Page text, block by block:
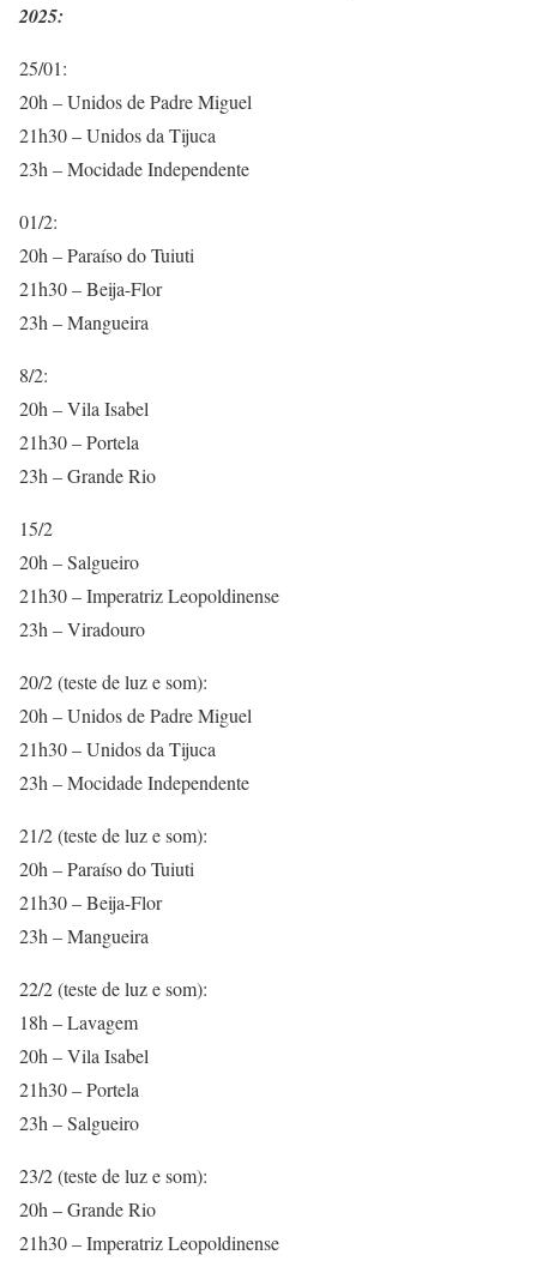
2025:
25/01:
20h – Unidos de Padre Miguel
21h30 – Unidos da Tijuca
23h – Mocidade Independente
01/2:
20h – Paraíso do Tuiuti
21h30 – Beija-Flor
23h – Mangueira
8/2:
20h – Vila Isabel
21h30 – Portela
23h – Grande Rio
15/2
20h – Salgueiro
21h30 – Imperatriz Leopoldinense
23h – Viradouro
20/2 (teste de luz e som):
20h – Unidos de Padre Miguel
21h30 – Unidos da Tijuca
23h – Mocidade Independente
21/2 (teste de luz e som):
20h – Paraíso do Tuiuti
21h30 – Beija-Flor
23h – Mangueira
22/2 (teste de luz e som):
18h – Lavagem
20h – Vila Isabel
21h30 – Portela
23h – Salgueiro
23/2 (teste de luz e som):
20h – Grande Rio
21h30 – Imperatriz Leopoldinense